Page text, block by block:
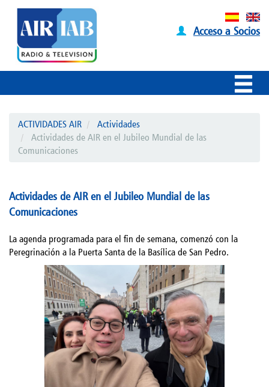
Acceso a Socios
ACTIVIDADES AIR
Actividades
Actividades de AIR en el Jubileo Mundial de las
Comunicaciones
Actividades de AIR en el Jubileo Mundial de las
Comunicaciones
La agenda programada para el fin de semana, comenzó con la
Peregrinación a la Puerta Santa de la Basílica de San Pedro.